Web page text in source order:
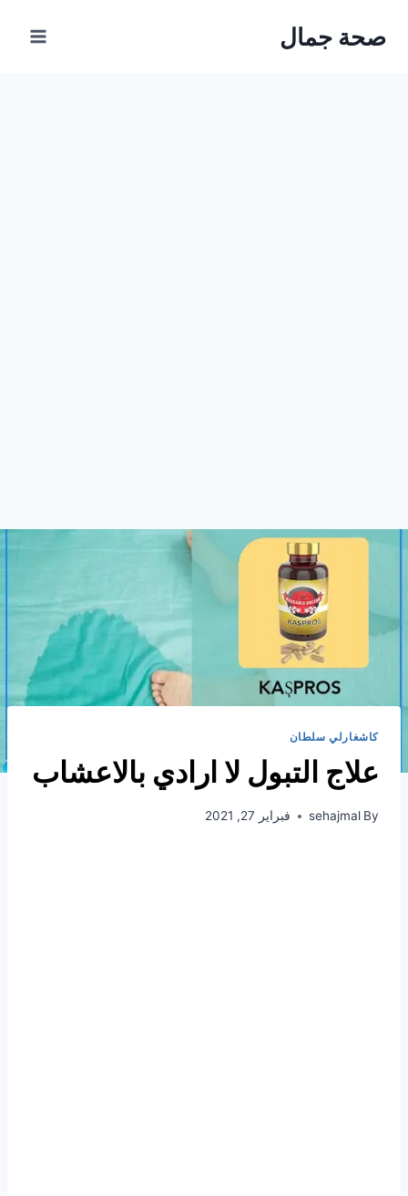
صحة جمال
كاشغارلي سلطان
علاج التبول لا ارادي بالاعشاب
By
sehajmal فبراير 27, 2021